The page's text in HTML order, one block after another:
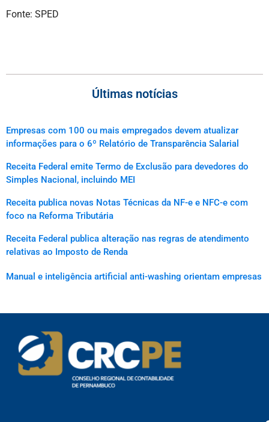
Fonte: SPED
Últimas notícias
Empresas com 100 ou mais empregados devem atualizar
informações para o 6º Relatório de Transparência Salarial
Receita Federal emite Termo de Exclusão para devedores do
Simples Nacional, incluindo MEI
Receita publica novas Notas Técnicas da NF-e e NFC-e com
foco na Reforma Tributária
Receita Federal publica alteração nas regras de atendimento
relativas ao Imposto de Renda
Manual e inteligência artificial anti-washing orientam empresas